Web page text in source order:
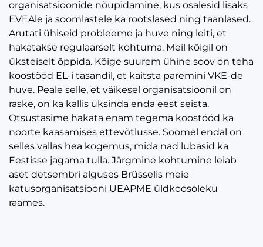
organisatsioonide nõupidamine, kus osalesid lisaks
EVEAle ja soomlastele ka rootslased ning taanlased.
Arutati ühiseid probleeme ja huve ning leiti, et
hakatakse regulaarselt kohtuma. Meil kõigil on
üksteiselt õppida. Kõige suurem ühine soov on teha
koostööd EL-i tasandil, et kaitsta paremini VKE-de
huve. Peale selle, et väikesel organisatsioonil on
raske, on ka kallis üksinda enda eest seista.
Otsustasime hakata enam tegema koostööd ka
noorte kaasamises ettevõtlusse. Soomel endal on
selles vallas hea kogemus, mida nad lubasid ka
Eestisse jagama tulla. Järgmine kohtumine leiab
aset detsembri alguses Brüsselis meie
katusorganisatsiooni UEAPME üldkoosoleku
raames.